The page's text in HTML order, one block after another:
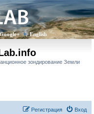
English
зондирование Земли
Вход
Регистрация